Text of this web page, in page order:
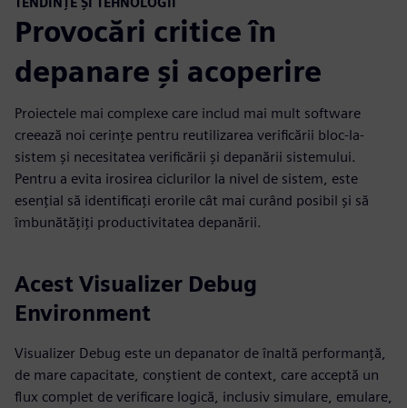
Provocări critice în
depanare și acoperire
Proiectele mai complexe care includ mai mult software
creează noi cerințe pentru reutilizarea verificării bloc-la-
sistem și necesitatea verificării și depanării sistemului.
Pentru a evita irosirea ciclurilor la nivel de sistem, este
esențial să identificați erorile cât mai curând posibil și să
îmbunătățiți productivitatea depanării.
Acest Visualizer Debug
Environment
Visualizer Debug este un depanator de înaltă performanță,
de mare capacitate, conștient de context, care acceptă un
flux complet de verificare logică, inclusiv simulare, emulare,